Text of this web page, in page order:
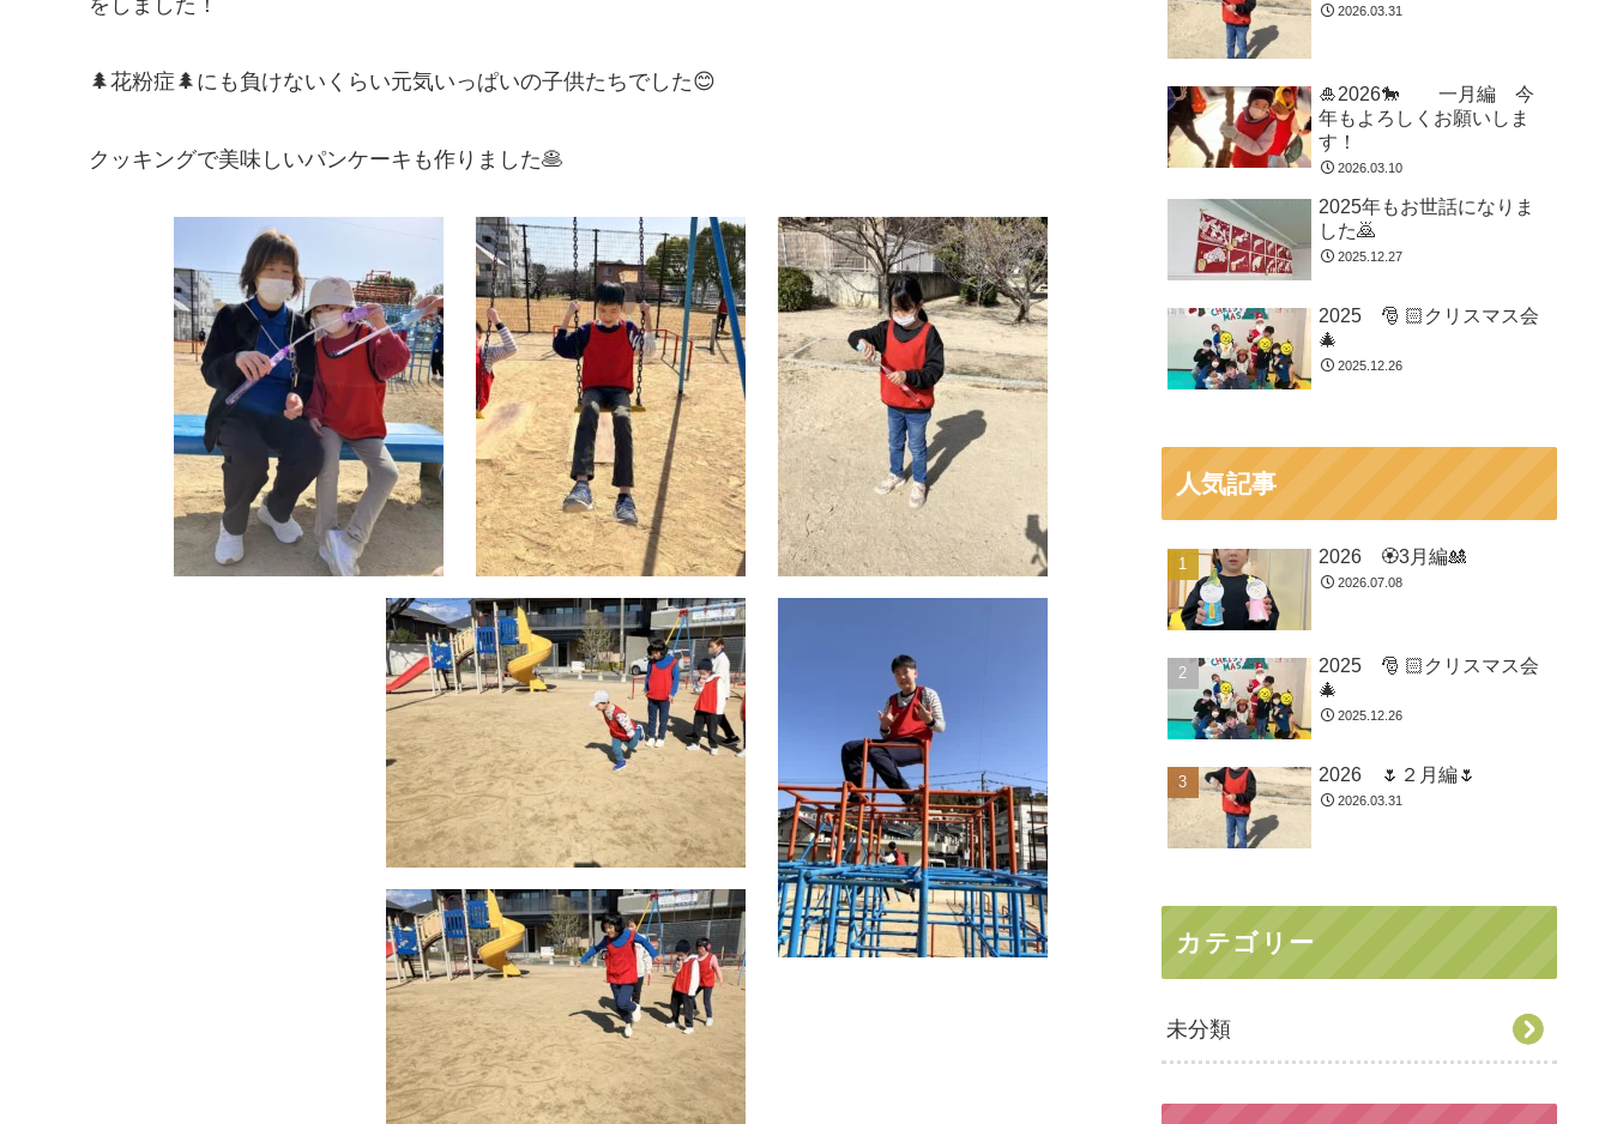
をしました！
🌲花粉症🌲にも負けないくらい元気いっぱいの子供たちでした😊
クッキングで美味しいパンケーキも作りました🥞
2026.03.31
🎍2026🐎 一月編 今
年もよろしくお願いしま
す！
2026.03.10
2025年もお世話になりま
した🙇
2025.12.27
2025 🎅 🏻クリスマス会
🎄
2025.12.26
人気記事
2026 🏵3月編🎎
2026.07.08
2025 🎅 🏻クリスマス会
🎄
2025.12.26
2026 🌷２月編🌷
2026.03.31
カテゴリー
未分類